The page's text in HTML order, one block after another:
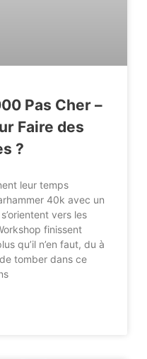
Pas Cher –
Faire des
?
leur temps
40k avec un
vers les
finissent
qu’il n’en faut, du à
tomber dans ce